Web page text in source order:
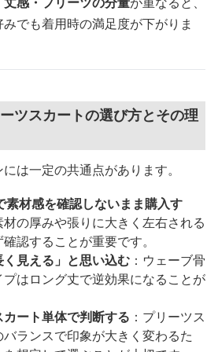
でも着用時の満足度が下がりま
ツスカートの選び方とその理
は一定の共通点があります。
素材感を確認しないまま購入す
材の厚みや張りに大きく左右される
認することが重要です。
く見える」と思い込む ：ウェーブ骨
はロング丈で逆効果になることが
ート単体で判断する ：プリーツス
ランスで印象が大きく変わるた